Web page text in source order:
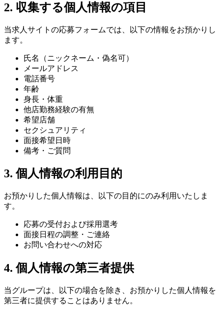
2. 収集する個人情報の項目
当求人サイトの応募フォームでは、以下の情報をお預かりし
ます。
氏名（ニックネーム・偽名可）
メールアドレス
電話番号
年齢
身長・体重
他店勤務経験の有無
希望店舗
セクシュアリティ
面接希望日時
備考・ご質問
3. 個人情報の利用目的
お預かりした個人情報は、以下の目的にのみ利用いたしま
す。
応募の受付および採用選考
面接日程の調整・ご連絡
お問い合わせへの対応
4. 個人情報の第三者提供
当グループは、以下の場合を除き、お預かりした個人情報を
第三者に提供することはありません。